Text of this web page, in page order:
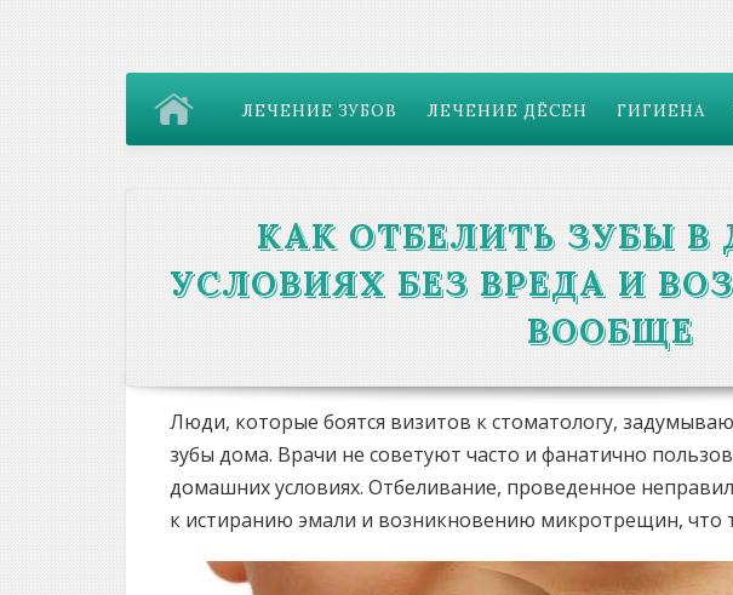
ЛЕЧЕНИЕ ЗУБОВ ЛЕЧЕНИЕ ДЁСЕН ГИГИЕНА
КАК ОТБЕЛИТЬ ЗУБЫ
УСЛОВИЯХ БЕЗ ВРЕДА И
ВООБЩЕ
Люди, которые боятся визитов к стоматологу,
зубы дома. Врачи не советуют часто и фанатично
домашних условиях. Отбеливание, проведенное
к истиранию эмали и возникновению микротрещин, что